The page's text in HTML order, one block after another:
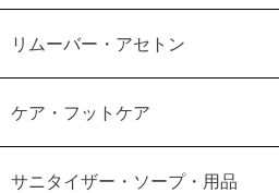
リムーバー・アセトン
ケア・フットケア
サニタイザー・ソープ・用品